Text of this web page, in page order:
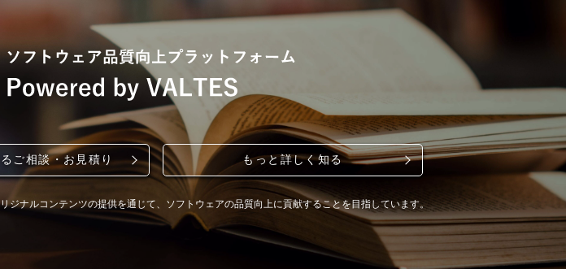
ご相談・お見積り もっと詳しく知る
ナルコンテンツの提供を通じて、ソフトウェアの品質向上に貢献することを目指しています。